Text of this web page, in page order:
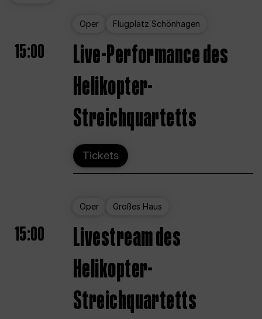
Oper Flugplatz Schönhagen
15:00
Live-Performance des
Helikopter-
Streichquartetts
Tickets
Oper Großes Haus
15:00
Livestream des
Helikopter-
Streichquartetts